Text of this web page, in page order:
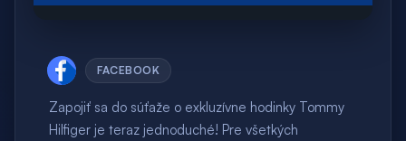
FACEBOOK
Zapojiť sa do súťaže o exkluzívne hodinky Tommy
Hilfiger je teraz jednoduché! Pre všetkých